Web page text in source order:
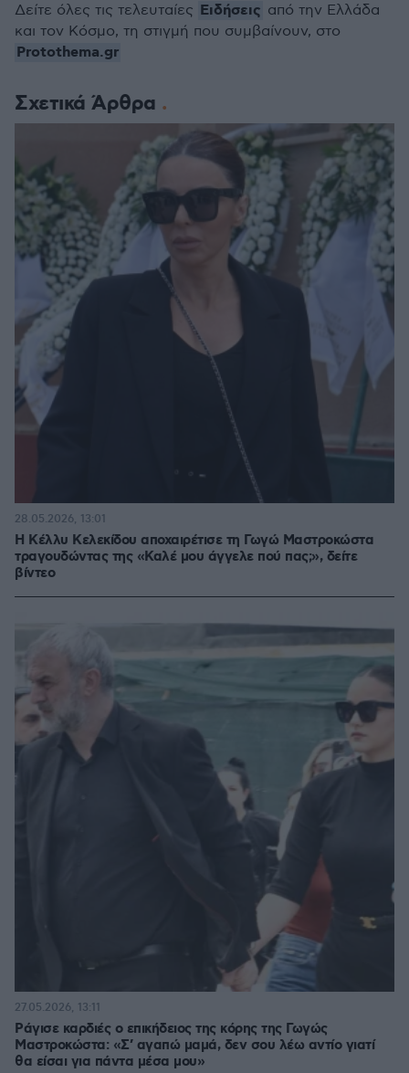
Σχετικά Άρθρα
Η Κέλλυ Κελεκίδου αποχαιρέτισε τη Γωγώ Μαστροκώστα
τραγουδώντας της «Καλέ μου άγγελε πού πας;», δείτε
βίντεο
28.05.2026, 13:01
Ράγισε καρδιές ο επικήδειος της κόρης της Γωγώς
Μαστροκώστα: «Σ’ αγαπώ μαμά, δεν σου λέω αντίο γιατί
θα είσαι για πάντα μέσα μου»
27.05.2026, 13:11
Δείτε όλες τις τελευταίες Ειδήσεις από την Ελλάδα
και τον Κόσμο, τη στιγμή που συμβαίνουν, στο
Protothema.gr